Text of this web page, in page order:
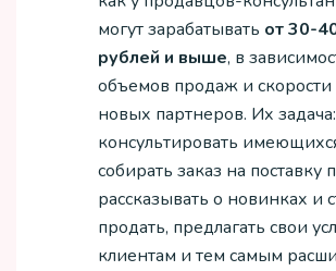
могут зарабатывать от 30-
рублей и выше, в
объемов продаж и
новых партнеров. Их
консультировать
собирать заказ на поставку
рассказывать о новинках и
продать, предлагать свои
клиентам и тем самым